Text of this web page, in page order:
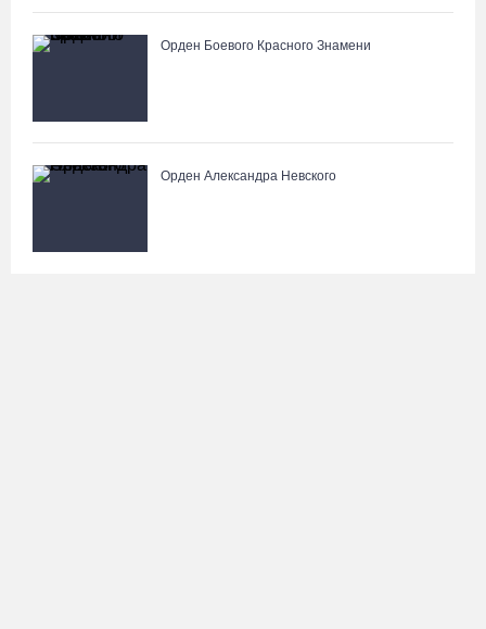
Орден Боевого Красного Знамени
Орден Александра Невского